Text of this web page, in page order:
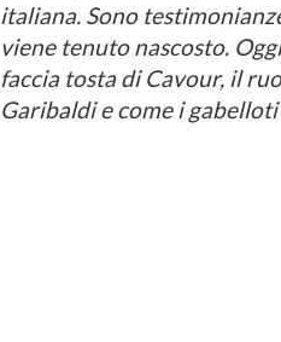
italiana. Sono
viene tenuto nascosto.
faccia tosta di Cavour, il
Garibaldi e come i